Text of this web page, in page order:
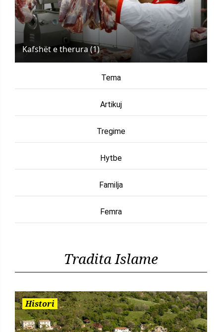
Kafshët e therura (1)
Tema
Artikuj
Tregime
Hytbe
Familja
Femra
Tradita Islame
Histori